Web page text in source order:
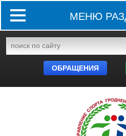
МЕНЮ
ОБРАЩЕНИЯ